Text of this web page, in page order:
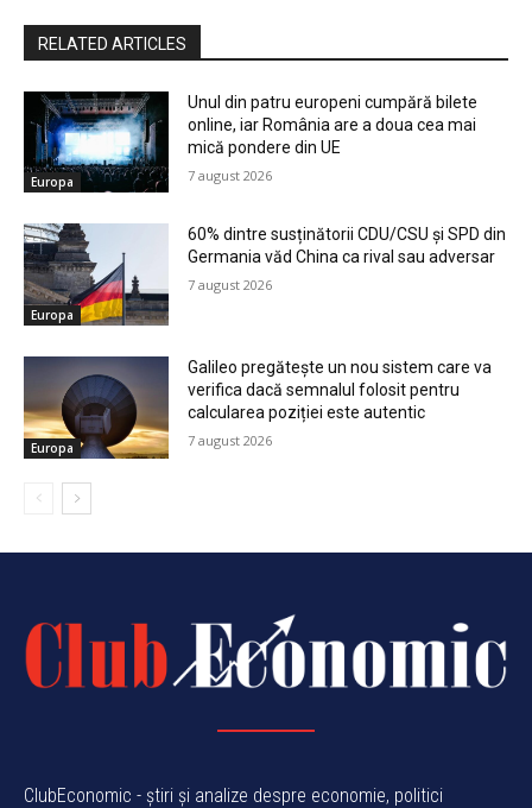
RELATED ARTICLES
Europa
Unul din patru europeni cumpără bilete
online, iar România are a doua cea mai
mică pondere din UE
7 august 2026
Europa
60% dintre susținătorii CDU/CSU și SPD din
Germania văd China ca rival sau adversar
7 august 2026
Europa
Galileo pregătește un nou sistem care va
verifica dacă semnalul folosit pentru
calcularea poziției este autentic
7 august 2026
ClubEconomic - știri și analize despre economie, politici